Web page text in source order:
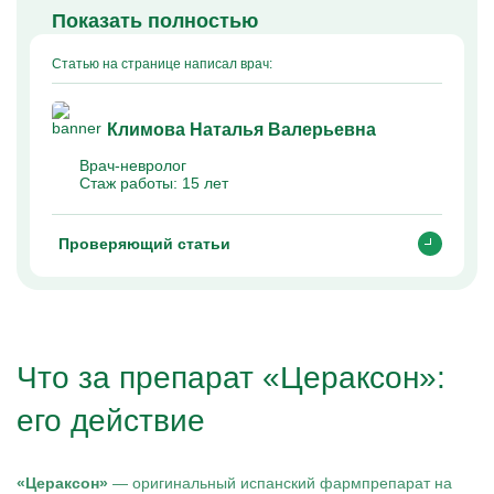
Показать полностью
Статью на странице написал врач:
Климова Наталья Валерьевна
Врач-невролог
Стаж работы: 15 лет
Проверяющий статьи
Что за препарат «Цераксон»:
его действие
«Цераксон» — оригинальный испанский фармпрепарат на